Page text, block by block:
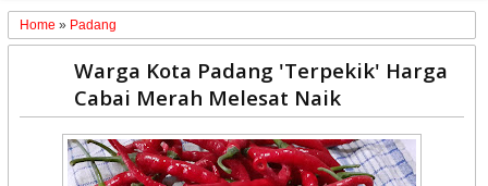
Home » Padang
Warga Kota Padang 'Terpekik' Harga
Cabai Merah Melesat Naik